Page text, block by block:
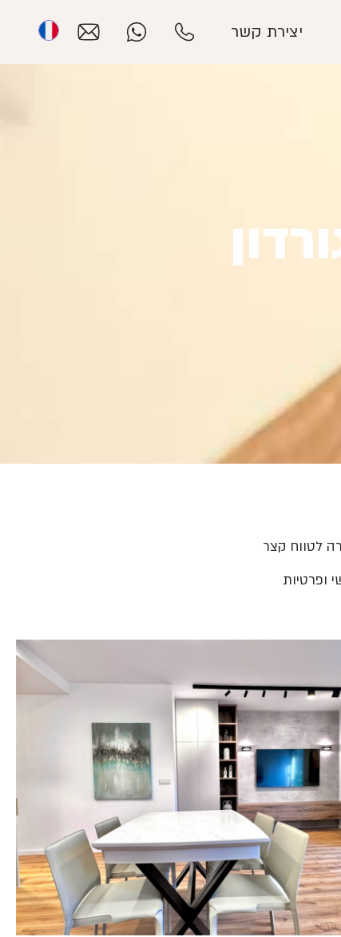
יצירת קשר
לטווח קצר
ופרטיות